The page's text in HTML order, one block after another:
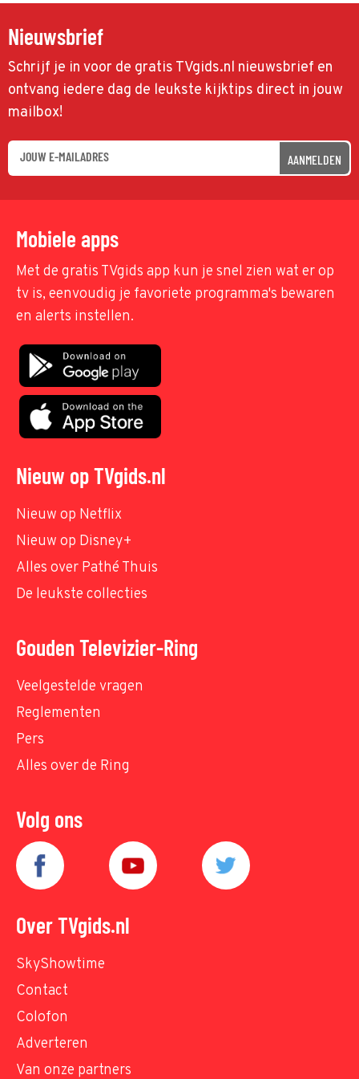
Nieuwsbrief
Schrijf je in voor de gratis TVgids.nl nieuwsbrief en
ontvang iedere dag de leukste kijktips direct in jouw
mailbox!
AANMELDEN
Mobiele apps
Met de gratis TVgids app kun je snel zien wat er op
tv is, eenvoudig je favoriete programma's bewaren
en alerts instellen.
Nieuw op TVgids.nl
Nieuw op Netflix
Nieuw op Disney+
Alles over Pathé Thuis
De leukste collecties
Gouden Televizier-Ring
Veelgestelde vragen
Reglementen
Pers
Alles over de Ring
Volg ons
Over TVgids.nl
SkyShowtime
Contact
Colofon
Adverteren
Van onze partners